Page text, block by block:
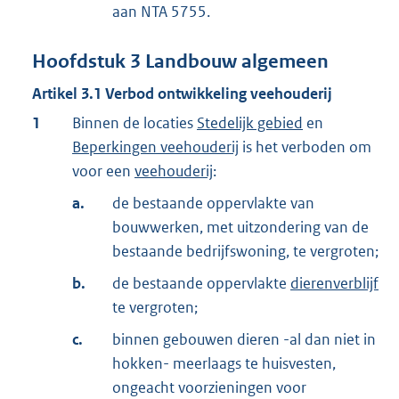
aan NTA 5755.
Hoofdstuk 3 Landbouw algemeen
Artikel 3.1 Verbod ontwikkeling veehouderij
1
Binnen de locaties Stedelijk gebied en
Beperkingen veehouderij is het verboden om
voor een veehouderij:
a.
de bestaande oppervlakte van
bouwwerken, met uitzondering van de
bestaande bedrijfswoning, te vergroten;
b.
de bestaande oppervlakte dierenverblijf
te vergroten;
c.
binnen gebouwen dieren -al dan niet in
hokken- meerlaags te huisvesten,
ongeacht voorzieningen voor